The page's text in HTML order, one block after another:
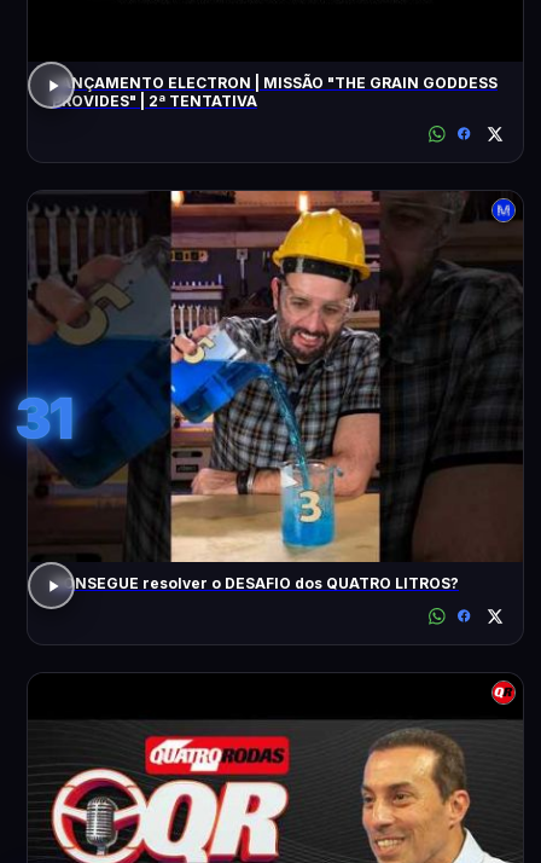
LANÇAMENTO ELECTRON | MISSÃO "THE GRAIN GODDESS
PROVIDES" | 2ª TENTATIVA
31
CONSEGUE resolver o DESAFIO dos QUATRO LITROS?